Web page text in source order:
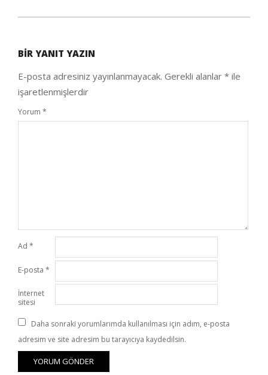
12
BIR YANIT YAZIN
E-posta adresiniz yayınlanmayacak. Gerekli alanlar * ile
işaretlenmişlerdir
Yorum *
Ad *
E-posta *
İnternet
sitesi
Daha sonraki yorumlarımda kullanılması için adım, e-posta
adresim ve site adresim bu tarayıcıya kaydedilsin.